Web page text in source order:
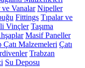
Vanalar Nipeller
Fittings Tıpalar ve
Vinçler Taşıma
Masif Paneller
Çatı Malzemeleri Çatı
Trabzan
Su Deposu